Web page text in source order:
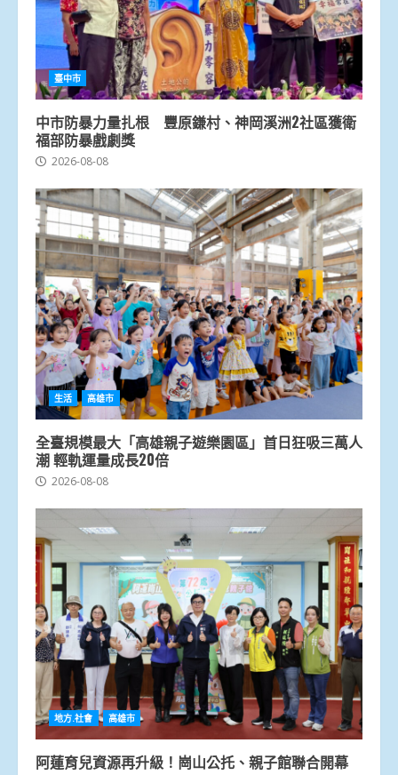
臺中市
中市防暴力量扎根 豐原鎌村、神岡溪洲2社區獲衛
福部防暴戲劇獎
2026-08-08
生活 高雄市
全臺規模最大「高雄親子遊樂園區」首日狂吸三萬人
潮 輕軌運量成長20倍
2026-08-08
地方.社會 高雄市
阿蓮育兒資源再升級！崗山公托、親子館聯合開幕